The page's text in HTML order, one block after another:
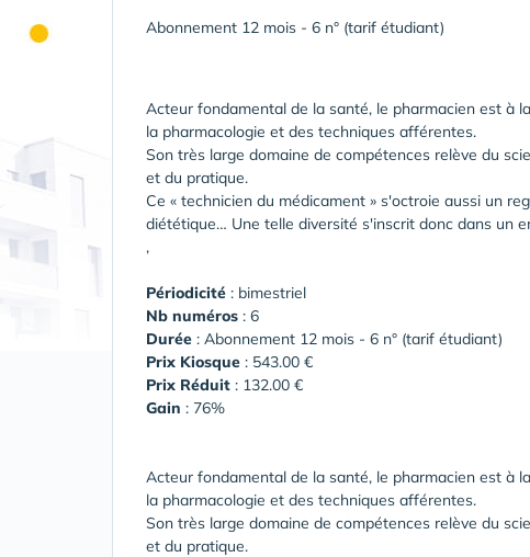
Abonnement 12 mois - 6 n° (tarif étudiant)
Acteur fondamental de la santé, le pharmacien est à
la pharmacologie et des techniques afférentes.
Son très large domaine de compétences relève du
et du pratique.
Ce « technicien du médicament » s'octroie aussi un
diététique… Une telle diversité s'inscrit donc dans un
,
Périodicité : bimestriel
Nb numéros : 6
Durée : Abonnement 12 mois - 6 n° (tarif étudiant)
Prix Kiosque : 543.00 €
Prix Réduit : 132.00 €
Gain : 76%
Acteur fondamental de la santé, le pharmacien est à
la pharmacologie et des techniques afférentes.
Son très large domaine de compétences relève du
et du pratique.